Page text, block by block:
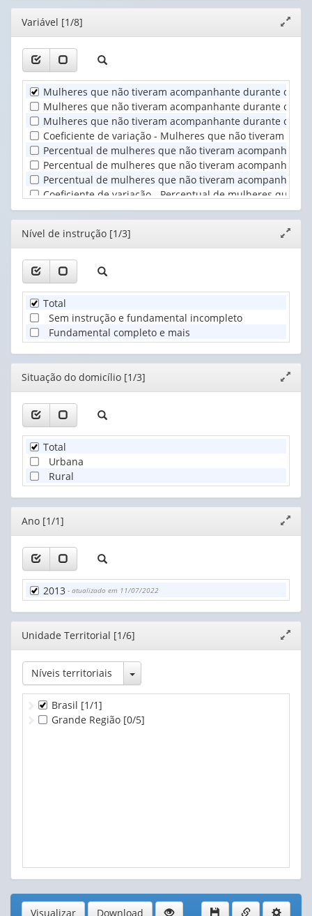
(1)
(possui
apenas
valor):
Unidade
Territorial
(1)
Situação
do
domicílio
(1)
Editor
janela
Variável [1/8]
Mulheres que não tiveram acompanhante durante o
Mulheres que não tiveram acompanhante durante o
Mulheres que não tiveram acompanhante durante o
Coeficiente de variação - Mulheres que não tiveram
Percentual de mulheres que não tiveram
Percentual de mulheres que não tiveram
Percentual de mulheres que não tiveram
Coeficiente de variação - Percentual de mulheres que
Editor
janela
Nível de instrução [1/3]
Total
Sem instrução e fundamental incompleto
Fundamental completo e mais
Editor
janela
Situação do domicílio [1/3]
Total
Urbana
Rural
Editor
janela
Ano [1/1]
2013 - atualizado em 11/07/2022
Editor
janela
Unidade Territorial [1/6]
Níveis territoriais Toggle Dropdown
Brasil [1/1]
Grande Região [0/5]
Visualizar Download